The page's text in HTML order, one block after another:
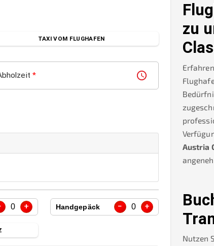
TAXI VOM FLUGHAFEN
*
0 + Handgepäck − 0 +
zu
Austria
Nutzen